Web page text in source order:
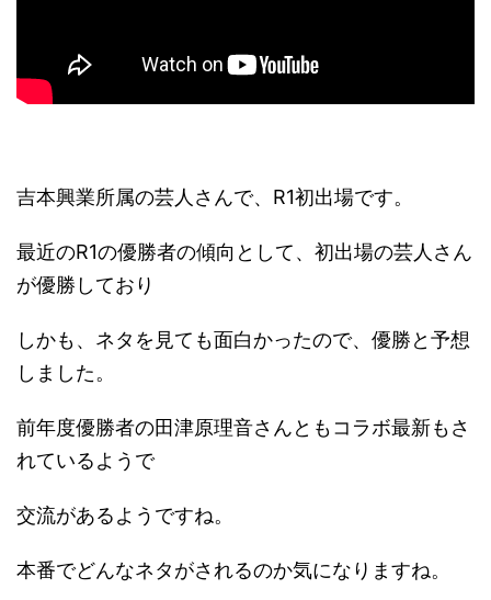
吉本興業所属の芸人さんで、R1初出場です。
最近のR1の優勝者の傾向として、初出場の芸人さん
が優勝しており
しかも、ネタを見ても面白かったので、優勝と予想
しました。
前年度優勝者の田津原理音さんともコラボ最新もさ
れているようで
交流があるようですね。
本番でどんなネタがされるのか気になりますね。